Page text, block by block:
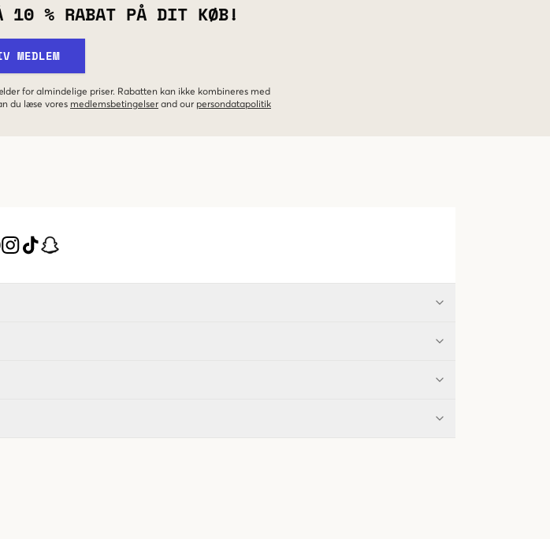
10 % RABAT PÅ DIT KØB!
MEDLEM
for almindelige priser. Rabatten kan ikke kombineres med
du læse vores medlemsbetingelser and our persondatapolitik